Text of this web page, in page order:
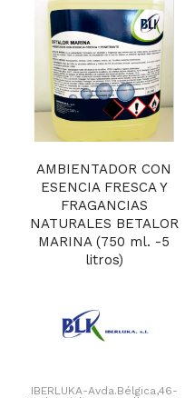
AMBIENTADOR CON
ESENCIA FRESCA Y
FRAGANCIAS
NATURALES BETALOR
MARINA (750 ml. -5
litros)
IBERLUKA-Avda.Bélgica,46-